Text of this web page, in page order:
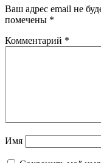
Ваш адрес email не
помечены *
Комментарий *
Имя